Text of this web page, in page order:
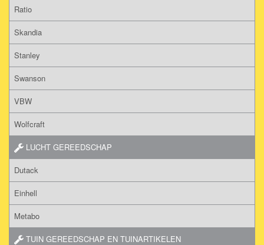
Ratio
Skandia
Stanley
Swanson
VBW
Wolfcraft
LUCHT GEREEDSCHAP
Dutack
Einhell
Metabo
TUIN GEREEDSCHAP EN TUINARTIKELEN